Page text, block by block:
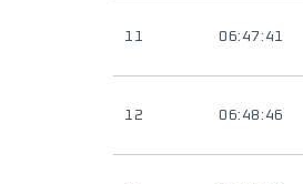
11 06:47:41
12 06:48:46